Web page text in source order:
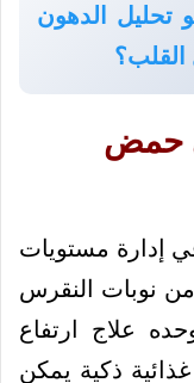
تحليل الدهون
القلب؟
حمض
إدارة مستويات
نوبات النقرس
علاج ارتفاع
ذكية يمكن